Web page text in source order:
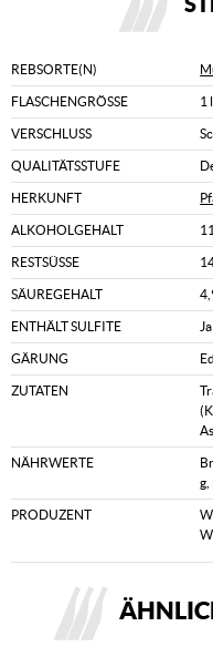
REBSORTE(N)
FLASCHENGRÖSSE 1 l
VERSCHLUSS
QUALITÄTSSTUFE
HERKUNFT
ALKOHOLGEHALT
RESTSÜSSE
SÄUREGEHALT
ENTHÄLT SULFITE Ja
GÄRUNG
ZUTATEN
NÄHRWERTE
g,
PRODUZENT